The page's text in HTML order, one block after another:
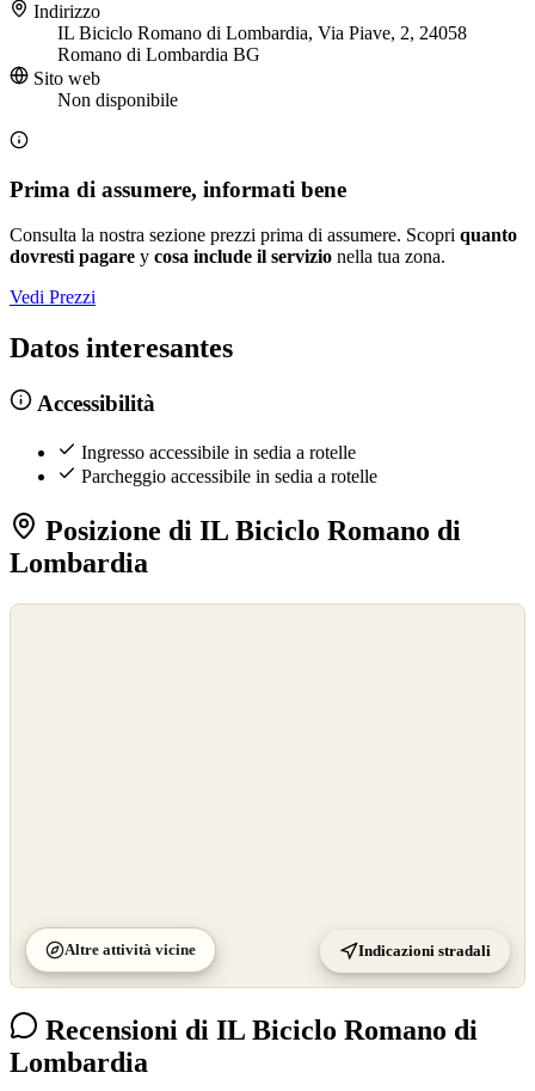
Indirizzo
IL Biciclo Romano di Lombardia, Via Piave, 2, 24058
Romano di Lombardia BG
Sito web
Non disponibile
Prima di assumere, informati bene
Consulta la nostra sezione prezzi prima di assumere. Scopri quanto
dovresti pagare y cosa include il servizio nella tua zona.
Vedi Prezzi
Datos interesantes
Accessibilità
Ingresso accessibile in sedia a rotelle
Parcheggio accessibile in sedia a rotelle
Posizione di IL Biciclo Romano di
Lombardia
Altre attività vicine Indicazioni stradali
Recensioni di IL Biciclo Romano di
Lombardia